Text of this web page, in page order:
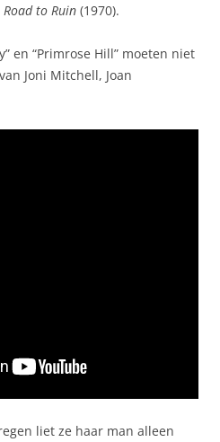
Road to Ruin (1970).
en “Primrose Hill” moeten niet
Joni Mitchell, Joan
liet ze haar man alleen